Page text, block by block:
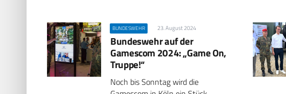
BUNDESWEHR 23. August 2024
Bundeswehr auf der
Gamescom 2024: „Game On,
Truppe!“
Noch bis Sonntag wird die